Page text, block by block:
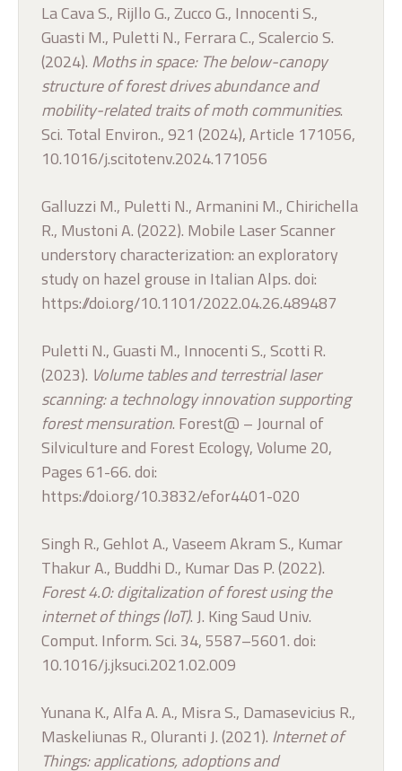
La Cava S., Rijllo G., Zucco G., Innocenti S.,
Guasti M., Puletti N., Ferrara C., Scalercio S.
(2024). Moths in space: The below-canopy
structure of forest drives abundance and
mobility-related traits of moth communities.
Sci. Total Environ., 921 (2024), Article 171056,
10.1016/j.scitotenv.2024.171056
Galluzzi M., Puletti N., Armanini M., Chirichella
R., Mustoni A. (2022). Mobile Laser Scanner
understory characterization: an exploratory
study on hazel grouse in Italian Alps. doi:
https://doi.org/10.1101/2022.04.26.489487
Puletti N., Guasti M., Innocenti S., Scotti R.
(2023). Volume tables and terrestrial laser
scanning: a technology innovation supporting
forest mensuration. Forest@ – Journal of
Silviculture and Forest Ecology, Volume 20,
Pages 61-66. doi:
https://doi.org/10.3832/efor4401-020
Singh R., Gehlot A., Vaseem Akram S., Kumar
Thakur A., Buddhi D., Kumar Das P. (2022).
Forest 4.0: digitalization of forest using the
internet of things (IoT). J. King Saud Univ.
Comput. Inform. Sci. 34, 5587–5601. doi:
10.1016/j.jksuci.2021.02.009
Yunana K., Alfa A. A., Misra S., Damasevicius R.,
Maskeliunas R., Oluranti J. (2021). Internet of
Things: applications, adoptions and